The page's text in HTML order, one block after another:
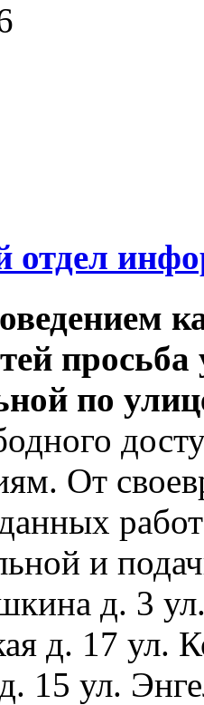
отдел
по
От
и
д. 3
д. 17 ул.
15 ул.